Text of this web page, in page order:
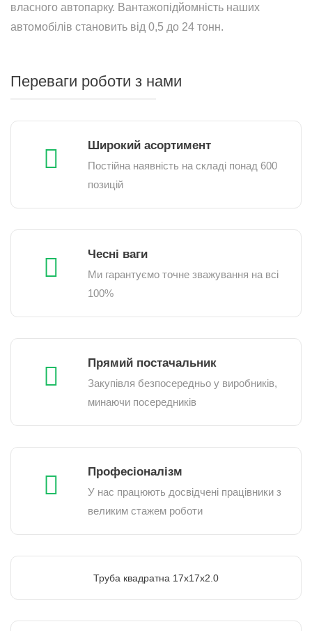
власного автопарку. Вантажопідйомність наших
автомобілів становить від 0,5 до 24 тонн.
Переваги роботи з нами
Широкий асортимент
Постійна наявність на складі понад 600
позицій
Чесні ваги
Ми гарантуємо точне зважування на всі
100%
Прямий постачальник
Закупівля безпосередньо у виробників,
минаючи посередників
Професіоналізм
У нас працюють досвідчені працівники з
великим стажем роботи
Труба квадратна 17х17х2.0